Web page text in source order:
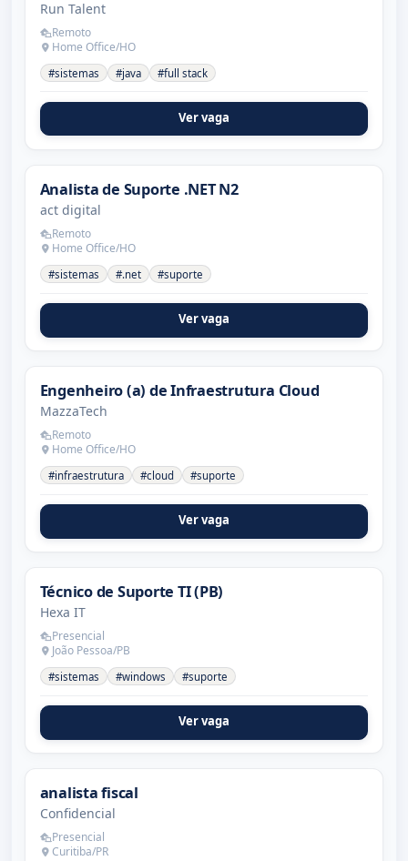
Run Talent
Remoto
Home Office/HO
#sistemas #java #full stack
Ver vaga
Analista de Suporte .NET N2
act digital
Remoto
Home Office/HO
#sistemas #.net #suporte
Ver vaga
Engenheiro (a) de Infraestrutura Cloud
MazzaTech
Remoto
Home Office/HO
#infraestrutura #cloud #suporte
Ver vaga
Técnico de Suporte TI (PB)
Hexa IT
Presencial
João Pessoa/PB
#sistemas #windows #suporte
Ver vaga
analista fiscal
Confidencial
Presencial
Curitiba/PR